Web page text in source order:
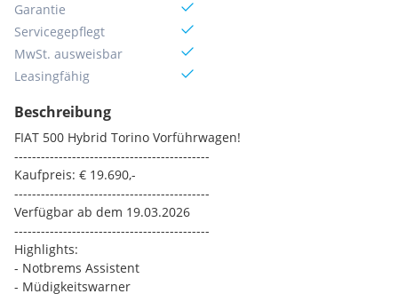
Garantie
Servicegepflegt
MwSt. ausweisbar
Leasingfähig
Beschreibung
FIAT 500 Hybrid Torino Vorführwagen!
--------------------------------------------
Kaufpreis: € 19.690,-
--------------------------------------------
Verfügbar ab dem 19.03.2026
--------------------------------------------
Highlights:
- Notbrems Assistent
- Müdigkeitswarner